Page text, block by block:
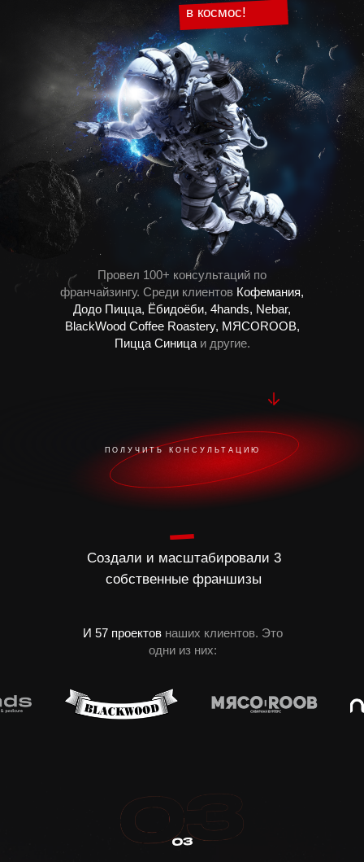
в космос!
Провел 100+ консультаций по
франчайзингу. Среди клиентов Кофемания,
Додо Пицца, Ёбидоёби, 4hands, Nebar,
BlackWood Coffee Roastery, MЯСОROOB,
Пицца Синицаи другие.
ПОЛУЧИТЬ КОНСУЛЬТАЦИЮ
Создали и масштабировали 3
собственные франшизы
И 57 проектовнаших клиентов. Это
одни из них: